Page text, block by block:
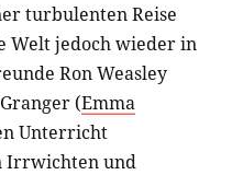
turbulenten Reise
Welt jedoch wieder in
Ron Weasley
(Emma
Unterricht
Irrwichten und